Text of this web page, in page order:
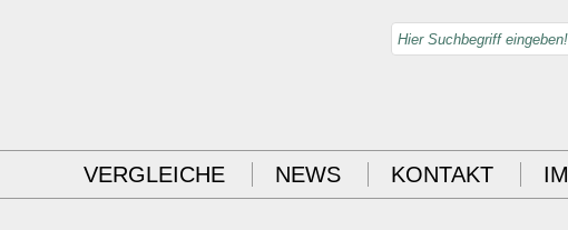
VERGLEICHE NEWS KONTAKT